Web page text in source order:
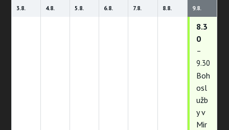
3.8.
4.8.
5.8.
6.8.
7.8.
8.8.
9.8.
8.3
0
–
9.30
Boh
osl
užb
y v
Mir